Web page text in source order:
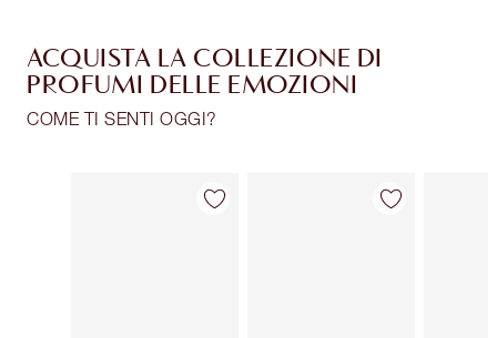
ACQUISTA LA COLLEZIONE DI
PROFUMI DELLE EMOZIONI
COME TI SENTI OGGI?
Articolo 1 di 30 Articolo 2 di 30